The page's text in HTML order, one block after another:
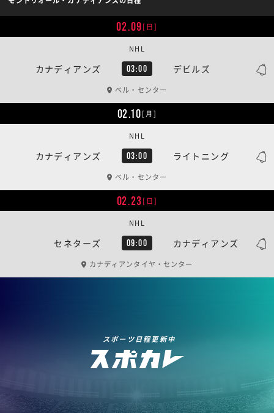
02.09[日]
カナディアンズ 03:00 デビルズ
NHL
ベル・センター
02.10[月]
カナディアンズ 03:00 ライトニング
NHL
ベル・センター
02.23[日]
セネターズ 09:00 カナディアンズ
NHL
カナディアンタイヤ・センター
スポーツ日程更新中